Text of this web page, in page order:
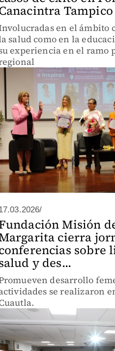
Tampico
en el ámbito
salud como en la
experiencia en el ramo
Misión
cierra
sobre
y des...
desarrollo
se realizaron